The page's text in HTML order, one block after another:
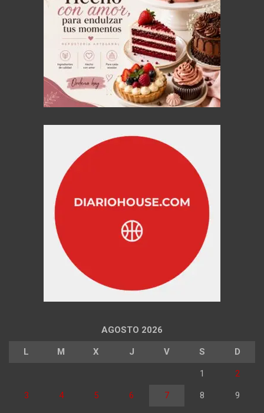
AGOSTO 2026
L M X J V S D
1 2
3 4 5 6 7 8 9